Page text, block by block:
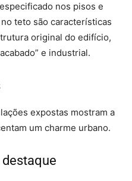
nos pisos e
teto são características
original do edifício,
e industrial.
expostas mostram a
um charme urbano.